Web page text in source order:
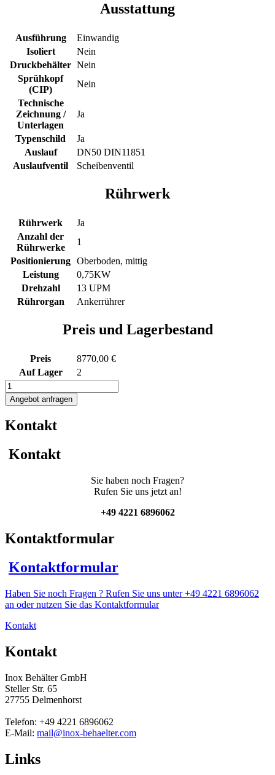
Ausstattung
Ausführung
Einwandig
Isoliert
Nein
Druckbehälter Nein
Sprühkopf
(CIP)
Nein
Technische
Zeichnung /
Unterlagen
Ja
Typenschild
Ja
Auslauf
DN50 DIN11851
Auslaufventil
Scheibenventil
Rührwerk
Rührwerk
Ja
Anzahl der
Rührwerke
1
Positionierung Oberboden, mittig
Leistung
0,75KW
Drehzahl
13 UPM
Rührorgan
Ankerrührer
Preis und Lagerbestand
Preis
8770,00 €
Auf Lager
2
1150L
Edelstahl
Rührwerksbehälter
Ankerrührwerk
Angebot anfragen
Kontakt
Kontakt
Sie haben noch Fragen?
Rufen Sie uns jetzt an!
+49 4221 6896062
Kontaktformular
Kontaktformular
Haben Sie noch Fragen ? Rufen Sie uns unter +49 4221 6896062
an oder nutzen Sie das Kontaktformular
Kontakt
Kontakt
Inox Behälter GmbH
Steller Str. 65
27755 Delmenhorst
Telefon: +49 4221 6896062
E-Mail: mail@inox-behaelter.com
Links